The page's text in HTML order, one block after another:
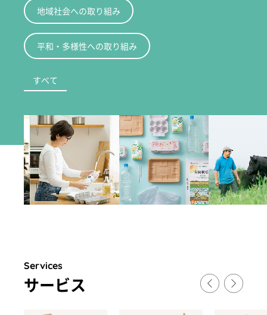
地域社会への取り組み
平和・多様性への取り組み
すべて
Services
サー ビス